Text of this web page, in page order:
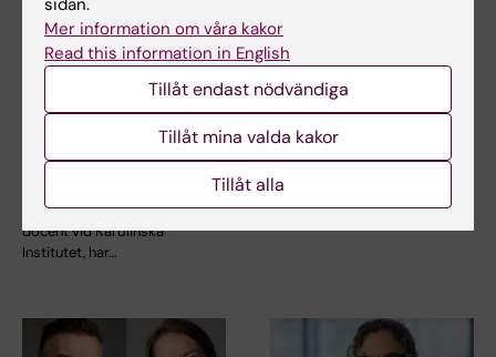
15 jul 2026
Helena Karlström får
Novo Nordisk-anslag
för forskning om ny
behandling vid
Helena Karlström, lektor och
docent vid Karolinska
Institutet, har…
14 jul 2026
Metaboliskt syndrom
kopplat till snabbare
åldrande av hjärnan
Personer med metaboliskt
syndrom tenderar att ha
Mer information om våra kakor
Read this information in English
Tillåt endast nödvändiga
Tillåt mina valda kakor
Tillåt alla